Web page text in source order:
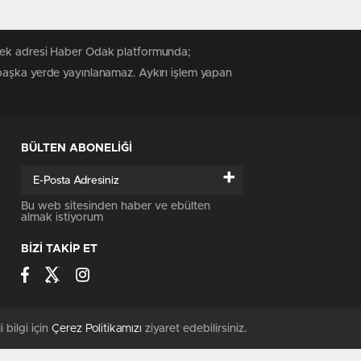
adresi Haber Odak platformunda;
yerde yayınlanamaz. Aykırı işlem yapan
BÜLTEN ABONELİĞİ
+
Bu web sitesinden haber ve ebülten
almak istiyorum
BİZİ TAKİP ET
bilgi için Çerez Politikamızı ziyaret edebilirsiniz.